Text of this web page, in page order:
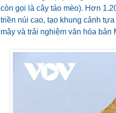
còn gọi là cây táo mèo). Hơn
triền núi cao, tạo khung cảnh
mây và trải nghiệm văn hóa bản